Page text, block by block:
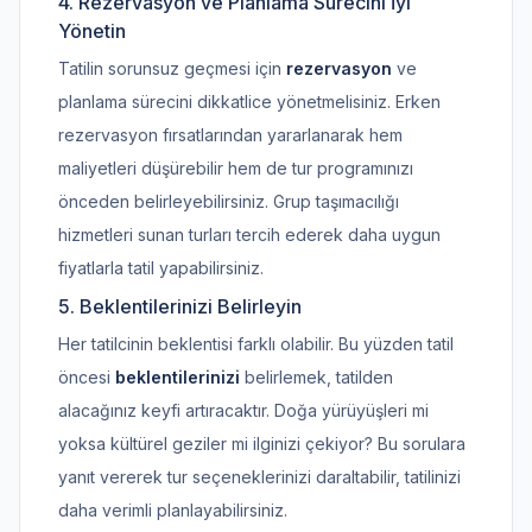
Yönetin
Tatilin sorunsuz geçmesi için rezervasyon ve
planlama sürecini dikkatlice yönetmelisiniz. Erken
rezervasyon fırsatlarından yararlanarak hem
maliyetleri düşürebilir hem de tur programınızı
önceden belirleyebilirsiniz. Grup taşımacılığı
hizmetleri sunan turları tercih ederek daha uygun
fiyatlarla tatil yapabilirsiniz.
5. Beklentilerinizi Belirleyin
Her tatilcinin beklentisi farklı olabilir. Bu yüzden tatil
öncesi beklentilerinizi belirlemek, tatilden
alacağınız keyfi artıracaktır. Doğa yürüyüşleri mi
yoksa kültürel geziler mi ilginizi çekiyor? Bu sorulara
yanıt vererek tur seçeneklerinizi daraltabilir, tatilinizi
daha verimli planlayabilirsiniz.